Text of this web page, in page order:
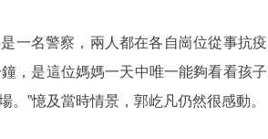
一名警察，兩人都在各自崗位從事抗疫
，是這位媽媽一天中唯一能夠看看孩子
”憶及當時情景，郭屹凡仍然很感動。